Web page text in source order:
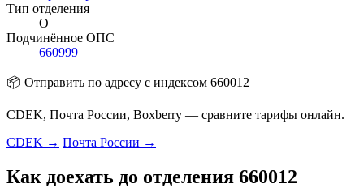
Тип отделения
О
Подчинённое ОПС
660999
📦 Отправить по адресу с индексом 660012
CDEK, Почта России, Boxberry — сравните тарифы онлайн.
CDEK → Почта России →
Как доехать до отделения 660012